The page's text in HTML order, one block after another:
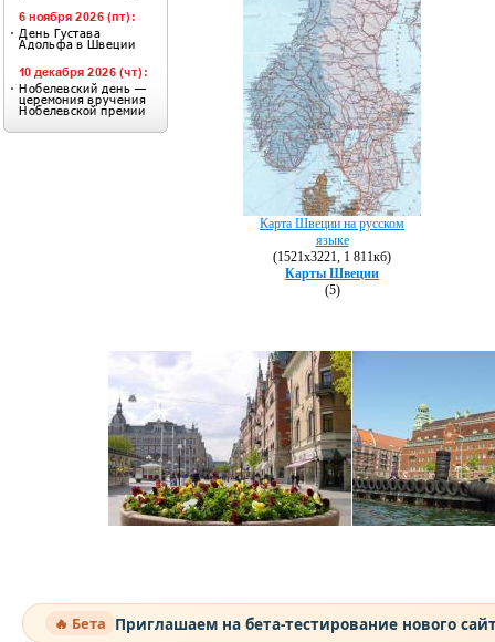
Карта Швеции на русском
языке
(1521х3221, 1 811кб)
Карты Швеции
(5)
🔥 Бета Приглашаем на бета-тестирование нового